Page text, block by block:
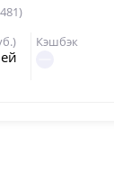
Кэшбэк